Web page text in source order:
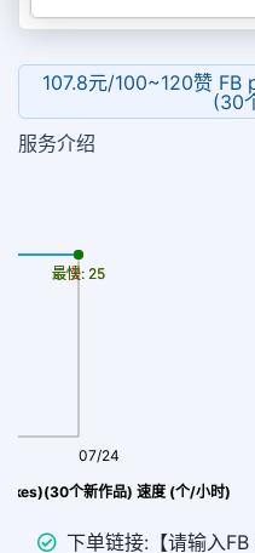
107.8元/100~120赞
(30
服务介绍
个新作品) 速度 (个/小时)
07/24
最慢: 25
最快: 25
下单链接:【请输入